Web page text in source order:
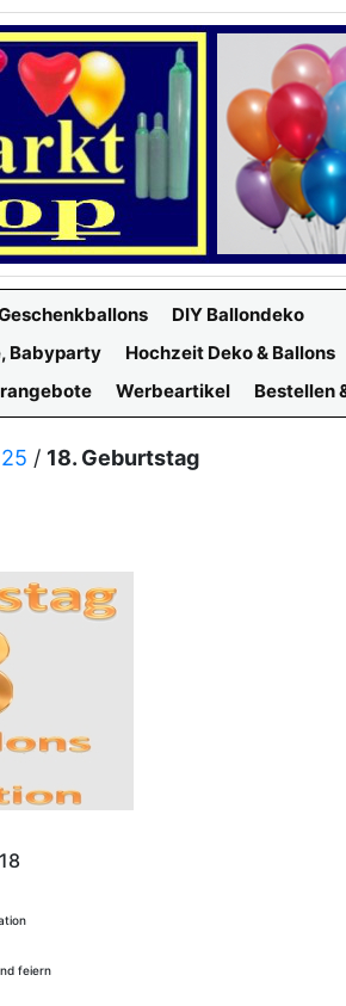
DIY Ballondeko
Babyparty
Hochzeit Deko & Ballons
Werbeartikel Bestellen
/ 18. Geburtstag
feiern